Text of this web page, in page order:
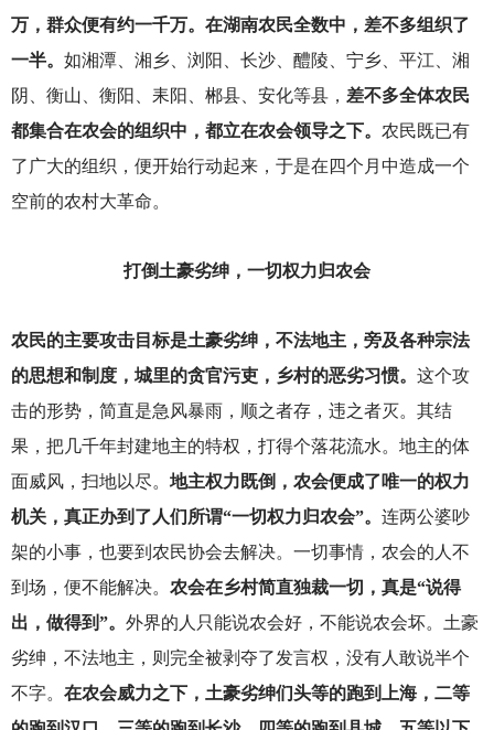
万，群众便有约一千万。在湖南农民全数中，差不多组织了
一半。 如湘潭、湘乡、浏阳、长沙、醴陵、宁乡、平江、湘
阴、衡山、衡阳、耒阳、郴县、安化等县， 差不多全体农民
都集合在农会的组织中，都立在农会领导之下。 农民既已有
了广大的组织，便开始行动起来，于是在四个月中造成一个
空前的农村大革命。
打倒土豪劣绅，一切权力归农会
农民的主要攻击目标是土豪劣绅，不法地主，旁及各种宗法
的思想和制度，城里的贪官污吏，乡村的恶劣习惯。 这个攻
击的形势，简直是急风暴雨，顺之者存，违之者灭。其结
果，把几千年封建地主的特权，打得个落花流水。地主的体
面威风，扫地以尽。 地主权力既倒，农会便成了唯一的权力
机关，真正办到了人们所谓“一切权力归农会”。 连两公婆吵
架的小事，也要到农民协会去解决。一切事情，农会的人不
到场，便不能解决。 农会在乡村简直独裁一切，真是“说得
出，做得到”。 外界的人只能说农会好，不能说农会坏。土豪
劣绅，不法地主，则完全被剥夺了发言权，没有人敢说半个
不字。 在农会威力之下，土豪劣绅们头等的跑到上海，二等